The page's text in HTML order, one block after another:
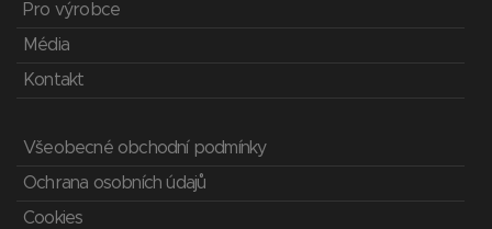
Pro výrobce
Média
Kontakt
Všeobecné obchodní podmínky
Ochrana osobních údajů
Cookies